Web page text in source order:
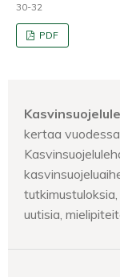
30-32
PDF
kertaa
uutisia,